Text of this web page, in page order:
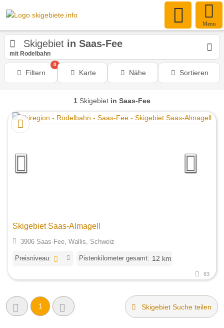
Menu
Skigebiet in Saas-Fee
mit Rodelbahn
Filtern
0
Karte Nähe Sortieren
1 Skigebiet in Saas-Fee
Skigebiet Saas-Almagell
3906 Saas-Fee, Wallis, Schweiz
Preisniveau: Pistenkilometer gesamt: 12 km
83
1 Skigebiet Suche teilen